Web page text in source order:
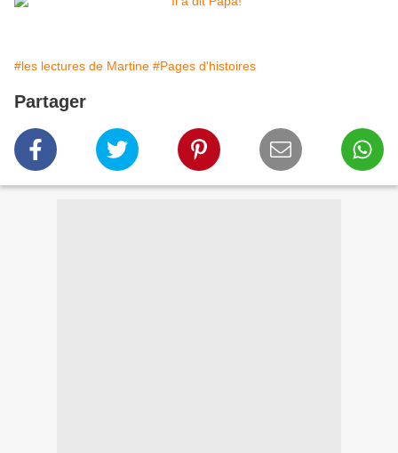
#les lectures de Martine #Pages d'histoires
Partager